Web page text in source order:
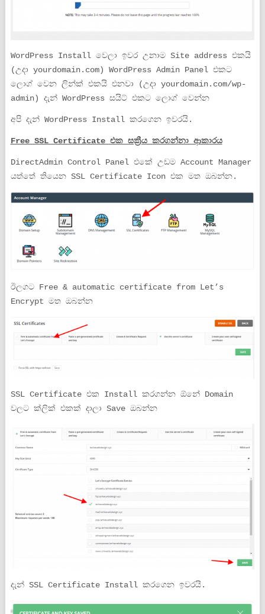
WordPress Install වෙලා ඉවර උනාම Site address එකයි
(උදා yourdomain.com) WordPress Admin Panel එකට
ලොග් වෙන ලින්ක් එකයි එනවා (උදා yourdomain.com/wp-
admin) දැන් WordPress සයිට් එකට ලොග් වෙන්න
අපි දැන් WordPress Install කරගෙන ඉවරයි.
Free SSL Certificate එක සක්‍රීය කරගන්නා ආකාරය
DirectAdmin Control Panel එකේ උඩම Account Manager
යත්තේ තියෙන SSL Certificate Icon එක මත ඔබන්න.
ඊලගට Free & automatic certificate from Let’s
Encrypt මත ඔබන්න
SSL Certificate එක Install කරගන්න ඕනේ Domain
වලට ක්ලික් එකක් දාලා Save ඔබන්න
දැන් SSL Certificate Install කරගෙන ඉවරයි.